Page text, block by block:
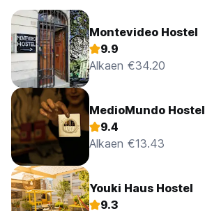
Montevideo Hostel
9.9
Alkaen €34.20
MedioMundo Hostel
9.4
Alkaen €13.43
Youki Haus Hostel
9.3